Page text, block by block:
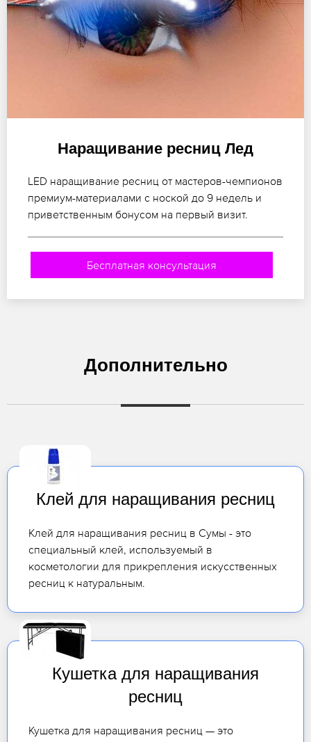
Наращивание ресниц Лед
LED наращивание ресниц от мастеров-чемпионов
премиум-материалами с ноской до 9 недель и
приветственным бонусом на первый визит.
Бесплатная консультация
Дополнительно
Клей для наращивания ресниц
Клей для наращивания ресниц в Сумы - это
специальный клей, используемый в
косметологии для прикрепления искусственных
ресниц к натуральным.
Кушетка для наращивания
ресниц
Кушетка для наращивания ресниц — это